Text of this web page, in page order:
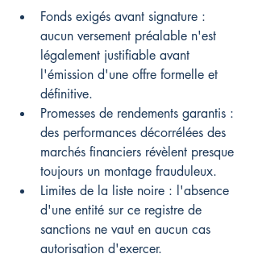
Fonds exigés avant signature :
aucun versement préalable n'est
légalement justifiable avant
l'émission d'une offre formelle et
définitive.
Promesses de rendements garantis :
des performances décorrélées des
marchés financiers révèlent presque
toujours un montage frauduleux.
Limites de la liste noire : l'absence
d'une entité sur ce registre de
sanctions ne vaut en aucun cas
autorisation d'exercer.